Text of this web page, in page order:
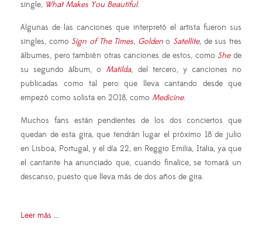
single, What Makes You Beautiful.
Algunas de las canciones que interpretó el artista fueron sus
singles, como Sign of The Times, Golden o Satellite, de sus tres
álbumes, pero también otras canciones de estos, como She de
su segundo álbum, o Matilda, del tercero, y canciones no
publicadas como tal pero que lleva cantando desde que
empezó como solista en 2018, como Medicine.
Muchos fans están pendientes de los dos conciertos que
quedan de esta gira, que tendrán lugar el próximo 18 de julio
en Lisboa, Portugal, y el día 22, en Reggio Emilia, Italia, ya que
el cantante ha anunciado que, cuando finalice, se tomará un
descanso, puesto que lleva más de dos años de gira.
Leer más ...